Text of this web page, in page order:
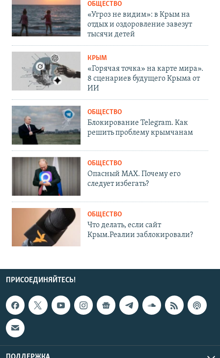
ОБЩЕСТВО
«Угроз не видим»: в Крым на
отдых и оздоровление завезут
тысячи детей
КРЫМ
«Горячая точка» на карте мира».
8 сценариев будущего Крыма от
ИИ
ОБЩЕСТВО
Блокирование Telegram. Как
решить проблему крымчанам
ОБЩЕСТВО
Опасный MAX. Почему его
следует избегать?
ОБЩЕСТВО
Что делать, если сайт
Крым.Реалии заблокировали?
ПРИСОЕДИНЯЙТЕСЬ!